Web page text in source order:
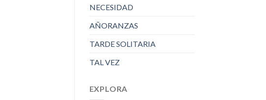
NECESIDAD
AÑORANZAS
TARDE SOLITARIA
TAL VEZ
EXPLORA